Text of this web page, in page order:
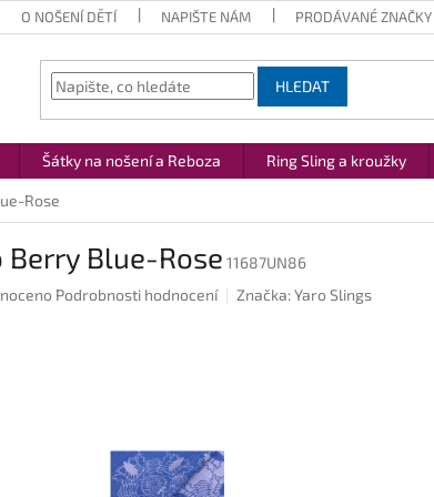
O NOŠENÍ DĚTÍ NAPIŠTE NÁM PRODÁVANÉ ZNAČKY
HLEDAT
Šátky na nošení a Reboza Ring Sling a kroužky
Rose
Berry Blue-Rose 11687UN86
Podrobnosti hodnocení Značka:Yaro Slings